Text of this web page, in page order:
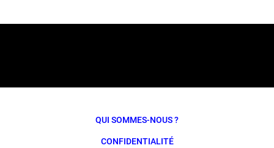
QUI SOMMES-NOUS ?
CONFIDENTIALITÉ